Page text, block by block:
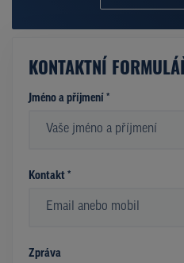
KONTAKTNÍ
Jméno a příjmení *
Kontakt *
Zpráva